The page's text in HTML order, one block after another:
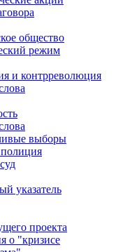
общество
режим
и контрреволюция
выборы
указатель
проекта
о "кризисе